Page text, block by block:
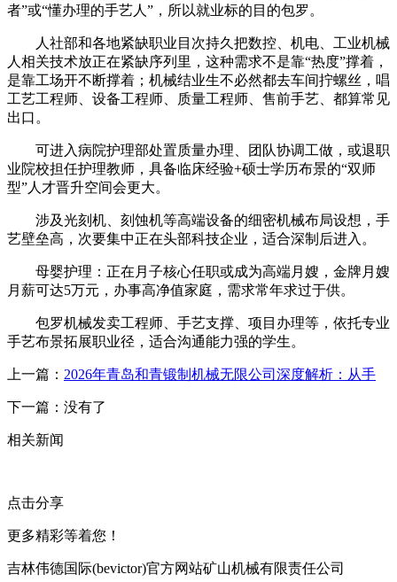
者”或“懂办理的手艺人”，所以就业标的目的包罗。
人社部和各地紧缺职业目次持久把数控、机电、工业机械
人相关技术放正在紧缺序列里，这种需求不是靠“热度”撑着，
是靠工场开不断撑着；机械结业生不必然都去车间拧螺丝，唱
工艺工程师、设备工程师、质量工程师、售前手艺、都算常见
出口。
可进入病院护理部处置质量办理、团队协调工做，或退职
业院校担任护理教师，具备临床经验+硕士学历布景的“双师
型”人才晋升空间会更大。
涉及光刻机、刻蚀机等高端设备的细密机械布局设想，手
艺壁垒高，次要集中正在头部科技企业，适合深制后进入。
母婴护理：正在月子核心任职或成为高端月嫂，金牌月嫂
月薪可达5万元，办事高净值家庭，需求常年求过于供。
包罗机械发卖工程师、手艺支撑、项目办理等，依托专业
手艺布景拓展职业径，适合沟通能力强的学生。
上一篇： 2026年青岛和青锻制机械无限公司深度解析：从手
下一篇：没有了
相关新闻
点击分享
更多精彩等着您！
吉林伟德国际(bevictor)官方网站矿山机械有限责任公司